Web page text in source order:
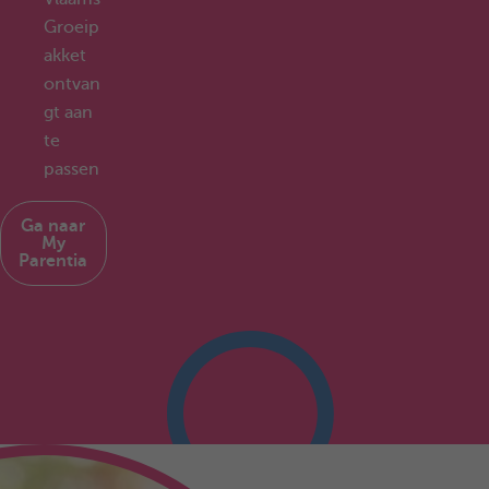
Groeip
akket
ontvan
gt aan
te
passen
Ga naar
My
Parentia